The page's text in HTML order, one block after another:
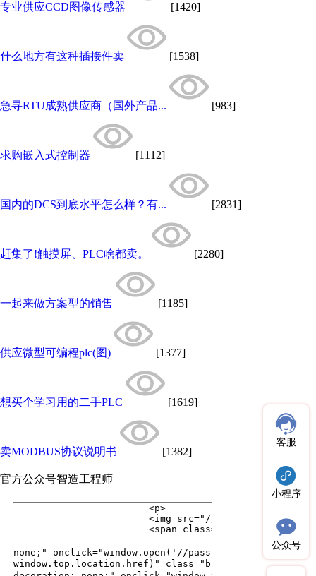
专业供应CCD图像传感器 [1420]
什么地方有这种插接件卖 [1538]
急寻RTU成熟供应商（国外产品... [983]
求购嵌入式控制器 [1112]
国内的DCS到底水平怎么样？有... [2831]
赶集了!触摸屏、PLC啥都卖。 [2280]
一起来做方案型的销售 [1185]
供应微型可编程plc(图) [1377]
想买个学习用的二手PLC [1619]
卖MODBUS协议说明书 [1382]
官方公众号智造工程师
客服
小程序
公众号